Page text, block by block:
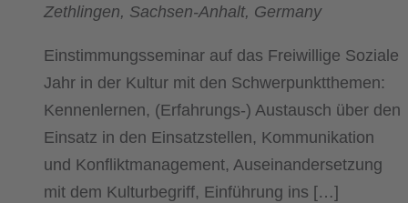
Zethlingen, Sachsen-Anhalt, Germany
Einstimmungsseminar auf das Freiwillige Soziale
Jahr in der Kultur mit den Schwerpunktthemen:
Kennenlernen, (Erfahrungs-) Austausch über den
Einsatz in den Einsatzstellen, Kommunikation
und Konfliktmanagement, Auseinandersetzung
mit dem Kulturbegriff, Einführung ins […]